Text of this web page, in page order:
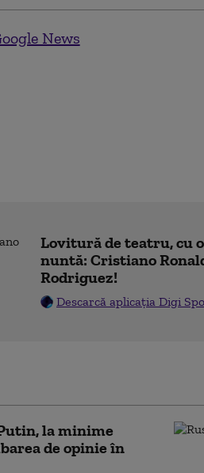
News
Lovitură de teatru, cu
nuntă: Cristiano
Rodriguez!
Descarcă aplicația Digi
la minime
de opinie în